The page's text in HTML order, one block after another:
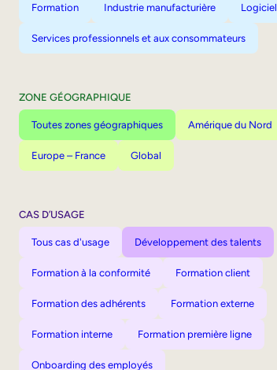
Formation Industrie manufacturière Logiciel
Services professionnels et aux consommateurs
ZONE GÉOGRAPHIQUE
Toutes zones géographiques Amérique du Nord
Europe – France Global
CAS D’USAGE
Tous cas d'usage Développement des talents
Formation à la conformité Formation client
Formation des adhérents Formation externe
Formation interne Formation première ligne
Onboarding des employés